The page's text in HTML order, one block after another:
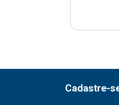
Cadastre-